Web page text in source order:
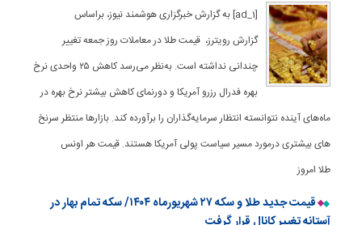
[ad_1] به گزارش خبرگزاری هوشمند نیوز، براساس
گزارش رویترز، قیمت طلا در معاملات روز جمعه تغییر
چندانی نداشته است. به‌نظر می‌رسد کاهش ۲۵ واحدی نرخ
بهره فدرال رزرو آمریکا و دورنمای کاهش بیشتر نرخ بهره در
ماه‌های آینده نتوانسته انتظار سرمایه‌گذاران را برآورده کند. بازارها منتظر سرنخ
های بیشتری درمورد مسیر سیاست پولی آمریکا هستند. قیمت هر اونس
طلا امروز
قیمت جدید طلا و سکه ۲۷ شهریورماه ۱۴۰۴/ سکه تمام بهار در